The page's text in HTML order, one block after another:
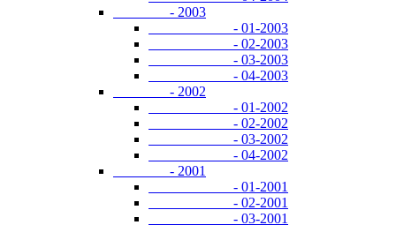
- 2003
- 01-2003
- 02-2003
- 03-2003
- 04-2003
- 2002
- 01-2002
- 02-2002
- 03-2002
- 04-2002
- 2001
- 01-2001
- 02-2001
- 03-2001